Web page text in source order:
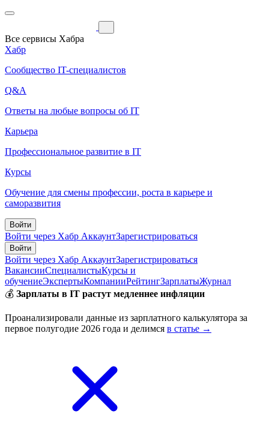
Все сервисы Хабра
Хабр
Сообщество IT-специалистов
Q&A
Ответы на любые вопросы об IT
Карьера
Профессиональное развитие в IT
Курсы
Обучение для смены профессии, роста в карьере и
саморазвития
Войти
Войти через Хабр АккаунтЗарегистрироваться
Войти
Войти через Хабр АккаунтЗарегистрироваться
ВакансииСпециалистыКурсы и
обучениеЭкспертыКомпанииРейтингЗарплатыЖурнал
💰 Зарплаты в IT растут медленнее инфляции
Проанализировали данные из зарплатного калькулятора за
первое полугодие 2026 года и делимся в статье →